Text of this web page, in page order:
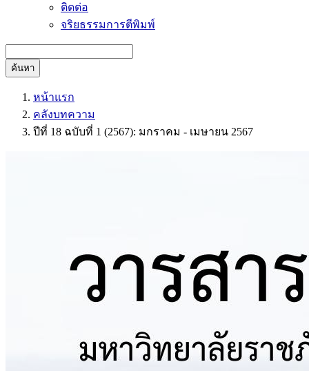
ติดต่อ
จริยธรรมการตีพิมพ์
ค้นหา
หน้าแรก
คลังบทความ
ปีที่ 18 ฉบับที่ 1 (2567): มกราคม - เมษายน 2567